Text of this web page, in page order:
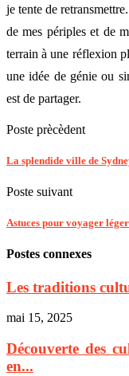
je tente de
de mes périples et de
terrain à une réflexion
une idée de génie ou
est de partager.
Poste prècèdent
La splendide ville de
Poste suivant
Astuces pour voyager
Postes connexes
Les traditions
mai 15, 2025
Découverte des
en...